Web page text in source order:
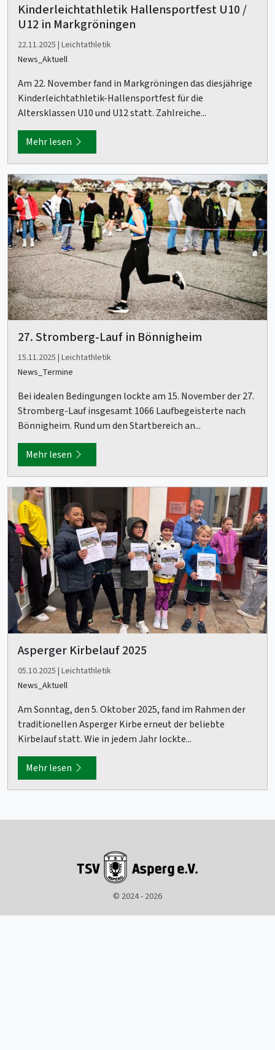
Kinderleichtathletik Hallensportfest U10 /
U12 in Markgröningen
22.11.2025 | Leichtathletik
News_Aktuell
Am 22. November fand in Markgröningen das diesjährige
Kinderleichtathletik-Hallensportfest für die
Altersklassen U10 und U12 statt. Zahlreiche...
Mehr lesen
27. Stromberg-Lauf in Bönnigheim
15.11.2025 | Leichtathletik
News_Termine
Bei idealen Bedingungen lockte am 15. November der 27.
Stromberg-Lauf insgesamt 1066 Laufbegeisterte nach
Bönnigheim. Rund um den Startbereich an...
Mehr lesen
Asperger Kirbelauf 2025
05.10.2025 | Leichtathletik
News_Aktuell
Am Sonntag, den 5. Oktober 2025, fand im Rahmen der
traditionellen Asperger Kirbe erneut der beliebte
Kirbelauf statt. Wie in jedem Jahr lockte...
Mehr lesen
© 2024 - 2026